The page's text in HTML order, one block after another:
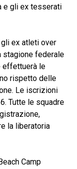
e gli ex tesserati
ex atleti over
stagione federale
effettuerà le
rispetto delle
Le iscrizioni
Tutte le squadre
la liberatoria
Camp